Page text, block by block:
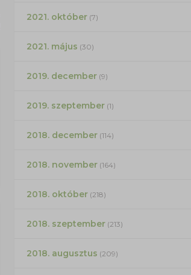
2021. október(7)
2021. május (30)
2019. december(9)
2019. szeptember(1)
2018. december(114)
2018. november(164)
2018. október(218)
2018. szeptember(213)
2018. augusztus (209)